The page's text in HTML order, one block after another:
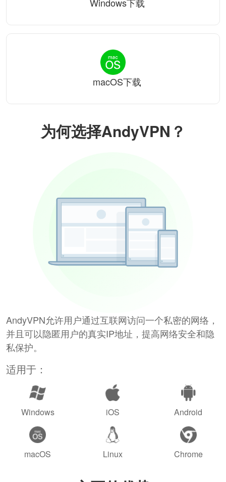
为何选择AndyVPN？
AndyVPN允许用户通过互联网访问一个私密的网络，
并且可以隐匿用户的真实IP地址，提高网络安全和隐
私保护。
适用于：
Windows iOS Android
macOS Linux Chrome
macOS下载